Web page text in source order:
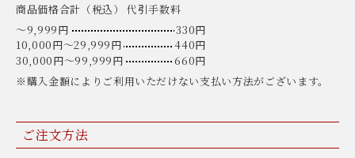
商品価格合計（税込） 代引手数料
〜9,999円
330円
10,000円〜29,999円
440円
30,000円〜99,999円
660円
※購入金額によりご利用いただけない支払い方法がございます。
ご注文方法